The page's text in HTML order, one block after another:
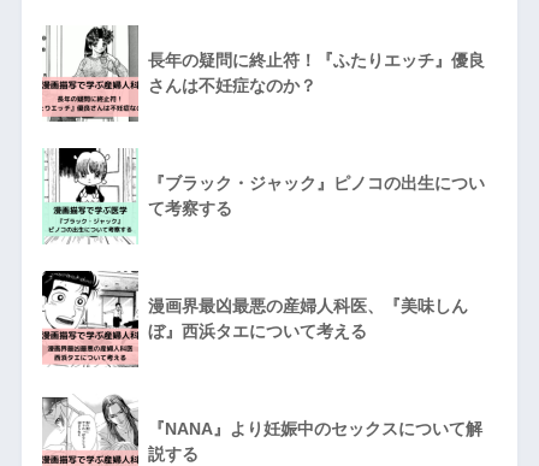
長年の疑問に終止符！『ふたりエッチ』優良
さんは不妊症なのか？
『ブラック・ジャック』ピノコの出生につい
て考察する
漫画界最凶最悪の産婦人科医、『美味しん
ぼ』西浜タエについて考える
『NANA』より妊娠中のセックスについて解
説する